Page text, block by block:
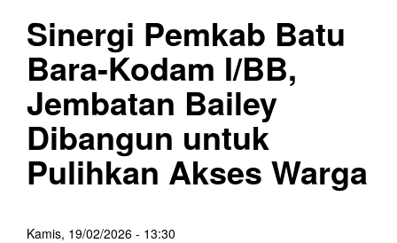
Sinergi Pemkab Batu
Bara-Kodam I/BB,
Jembatan Bailey
Dibangun untuk
Pulihkan Akses Warga
Kamis, 19/02/2026 - 13:30